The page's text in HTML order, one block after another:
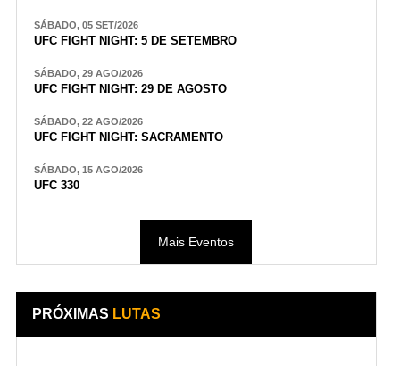
SÁBADO, 05 SET/2026
UFC FIGHT NIGHT: 5 DE SETEMBRO
SÁBADO, 29 AGO/2026
UFC FIGHT NIGHT: 29 DE AGOSTO
SÁBADO, 22 AGO/2026
UFC FIGHT NIGHT: SACRAMENTO
SÁBADO, 15 AGO/2026
UFC 330
Mais Eventos
PRÓXIMAS LUTAS